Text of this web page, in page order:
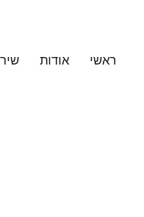
ראשי אודות